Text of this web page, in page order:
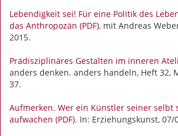
Lebendigkeit sei! Für eine Politik des
das Anthropozän (PDF), mit Andreas
2015.
Prädisziplinäres Gestalten im inneren
anders denken. anders handeln, Heft 32,
37.
Aufmerken. Wer ein Künstler seiner selbt
aufwachen (PDF). In: Erziehungskunst, 07/